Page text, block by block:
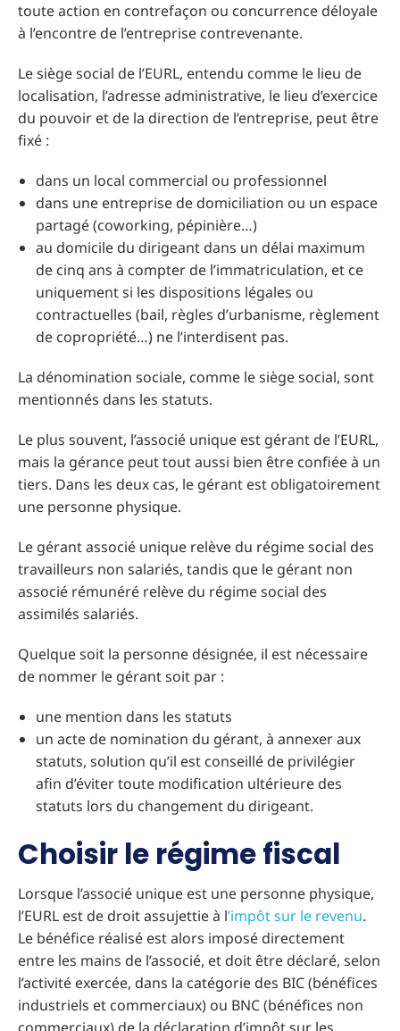
toute action en contrefaçon ou concurrence déloyale
à l’encontre de l’entreprise contrevenante.
Le siège social de l’EURL, entendu comme le lieu de
localisation, l’adresse administrative, le lieu d’exercice
du pouvoir et de la direction de l’entreprise, peut être
fixé :
dans un local commercial ou professionnel
dans une entreprise de domiciliation ou un espace
partagé (coworking, pépinière…)
au domicile du dirigeant dans un délai maximum
de cinq ans à compter de l’immatriculation, et ce
uniquement si les dispositions légales ou
contractuelles (bail, règles d’urbanisme, règlement
de copropriété…) ne l’interdisent pas.
La dénomination sociale, comme le siège social, sont
mentionnés dans les statuts.
Le plus souvent, l’associé unique est gérant de l’EURL,
mais la gérance peut tout aussi bien être confiée à un
tiers. Dans les deux cas, le gérant est obligatoirement
une personne physique.
Le gérant associé unique relève du régime social des
travailleurs non salariés, tandis que le gérant non
associé rémunéré relève du régime social des
assimilés salariés.
Quelque soit la personne désignée, il est nécessaire
de nommer le gérant soit par :
une mention dans les statuts
un acte de nomination du gérant, à annexer aux
statuts, solution qu’il est conseillé de privilégier
afin d’éviter toute modification ultérieure des
statuts lors du changement du dirigeant.
Choisir le régime fiscal
Lorsque l’associé unique est une personne physique,
l’EURL est de droit assujettie à l’impôt sur le revenu.
Le bénéfice réalisé est alors imposé directement
entre les mains de l’associé, et doit être déclaré, selon
l’activité exercée, dans la catégorie des BIC (bénéfices
industriels et commerciaux) ou BNC (bénéfices non